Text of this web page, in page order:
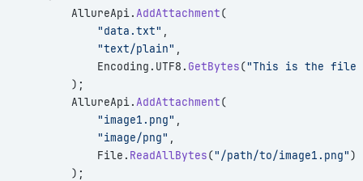
        AllureApi.
AddAttachment(
            "data.txt"
,
            "text/plain"
,
            Encoding.UTF8.
GetBytes("This is the file
        );
        AllureApi.
AddAttachment(
            "image1.png"
,
            "image/png"
,
            File.
ReadAllBytes("/path/to/image1.png")
        );